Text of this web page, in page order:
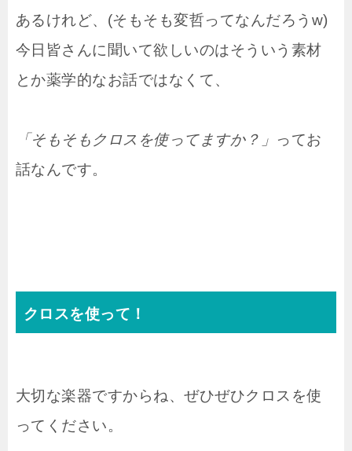
あるけれど、(そもそも変哲ってなんだろうw)
今日皆さんに聞いて欲しいのはそういう素材
とか薬学的なお話ではなくて、
「そもそもクロスを使ってますか？」 ってお
話なんです。
クロスを使って！
大切な楽器ですからね、ぜひぜひクロスを使
ってください。